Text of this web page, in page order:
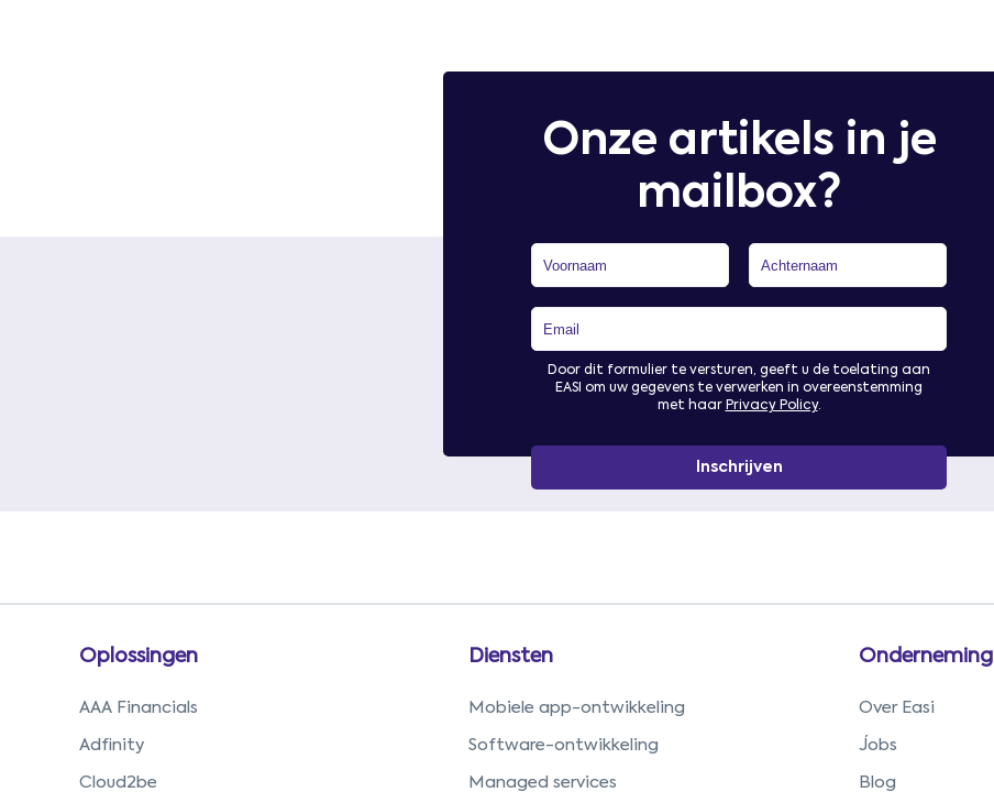
Onze artikels in je
mailbox?
Door dit formulier te versturen, geeft u de toelating aan
EASI om uw gegevens te verwerken in overeenstemming
met haar Privacy Policy.
Oplossingen
AAA Financials
Adfinity
Cloud2be
Diensten
Mobiele app-ontwikkeling
Software-ontwikkeling
Managed services
Onderneming
Over Easi
Jobs
Blog